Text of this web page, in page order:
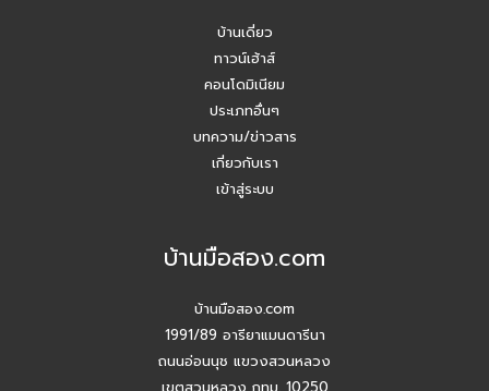
บ้านเดี่ยว
ทาวน์เฮ้าส์
คอนโดมิเนียม
ประเภทอื่นๆ
บทความ/ข่าวสาร
เกี่ยวกับเรา
เข้าสู่ระบบ
บ้านมือสอง.com
บ้านมือสอง.com
1991/89 อารียาแมนดารีนา
ถนนอ่อนนุช แขวงสวนหลวง